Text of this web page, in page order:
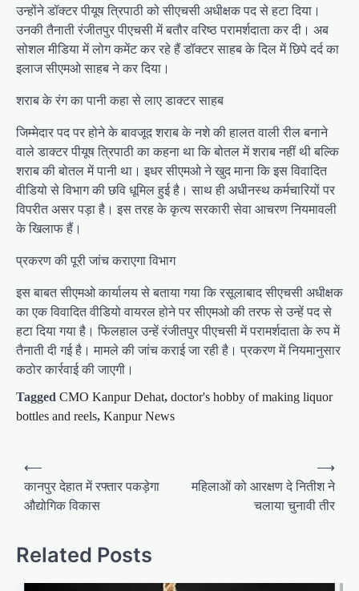
उन्होंने डॉक्टर पीयूष त्रिपाठी को सीएचसी अधीक्षक पद से हटा दिया।
उनकी तैनाती रंजीतपुर पीएचसी में बतौर वरिष्ठ परामर्शदाता कर दी। अब
सोशल मीडिया में लोग कमेंट कर रहे हैं डॉक्टर साहब के दिल में छिपे दर्द का
इलाज सीएमओ साहब ने कर दिया।
शराब के रंग का पानी कहा से लाए डाक्टर साहब
जिम्मेदार पद पर होने के बावजूद शराब के नशे की हालत वाली रील बनाने
वाले डाक्टर पीयूष त्रिपाठी का कहना था कि बोतल में शराब नहीं थी बल्कि
शराब की बोतल में पानी था। इधर सीएमओ ने खुद माना कि इस विवादित
वीडियो से विभाग की छवि धूमिल हुई है। साथ ही अधीनस्थ कर्मचारियों पर
विपरीत असर पड़ा है। इस तरह के कृत्य सरकारी सेवा आचरण नियमावली
के खिलाफ हैं।
प्रकरण की पूरी जांच कराएगा विभाग
इस बाबत सीएमओ कार्यालय से बताया गया कि रसूलाबाद सीएचसी अधीक्षक
का एक विवादित वीडियो वायरल होने पर सीएमओ की तरफ से उन्हें पद से
हटा दिया गया है। फिलहाल उन्हें रंजीतपुर पीएचसी में परामर्शदाता के रुप में
तैनाती दी गई है। मामले की जांच कराई जा रही है। प्रकरण में नियमानुसार
कठोर कार्रवाई की जाएगी।
Tagged CMO Kanpur Dehat, doctor's hobby of making liquor
bottles and reels, Kanpur News
o
n
⟵
कानपुर देहात में रफ्तार पकड़ेगा
औद्योगिक विकास
महिलाओं को आरक्षण दे नितीश ने
चलाया चुनावी तीर
⟶
Related Posts